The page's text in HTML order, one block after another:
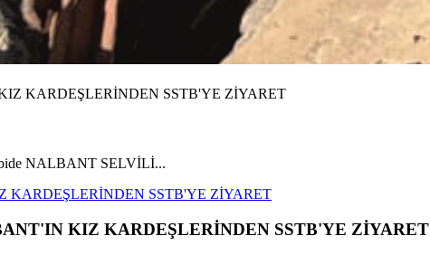
NALBANT SELVİLİ...
SSTB'YE ZİYARET
KIZ KARDEŞLERİNDEN SSTB'YE ZİYARET